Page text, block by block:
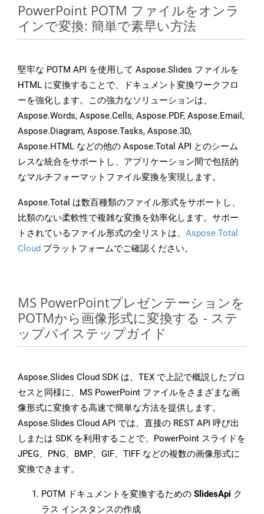
PowerPoint POTM ファイルをオンラ
インで変換: 簡単で素早い方法
堅牢な POTM API を使用して Aspose.Slides ファイルを
HTML に変換することで、ドキュメント変換ワークフロ
ーを強化します。この強力なソリューションは、
Aspose.Words, Aspose.Cells, Aspose.PDF, Aspose.Email,
Aspose.Diagram, Aspose.Tasks, Aspose.3D,
Aspose.HTML などの他の Aspose.Total API とのシーム
レスな統合をサポートし、アプリケーション間で包括的
なマルチフォーマットファイル変換を実現します。
Aspose.Total は数百種類のファイル形式をサポートし、
比類のない柔軟性で複雑な変換を効率化します。サポー
トされているファイル形式の全リストは、 Aspose.Total
Cloud プラットフォームでご確認ください。
MS PowerPointプレゼンテーションを
POTMから画像形式に変換する - ステ
ップバイステップガイド
Aspose.Slides Cloud SDK は、TEX で上記で概説したプロ
セスと同様に、MS PowerPoint ファイルをさまざまな画
像形式に変換する高速で簡単な方法を提供します。
Aspose.Slides Cloud API では、直接の REST API 呼び出
しまたは SDK を利用することで、PowerPoint スライドを
JPEG、PNG、BMP、GIF、TIFF などの複数の画像形式に
変換できます。
POTM ドキュメントを変換するための SlidesApi ク
ラス インスタンスの作成